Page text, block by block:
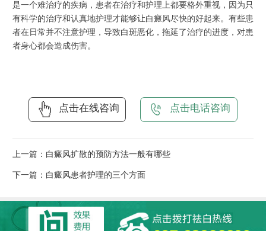
是一个难治疗的疾病，患者在治疗和护理上都要格外重视，因为只
有科学的治疗和认真地护理才能够让白癜风尽快的好起来。有些患
者在日常并不注意护理，导致白斑恶化，拖延了治疗的进度，对患
者身心都会造成伤害。
点击在线咨询 点击电话咨询
上一篇： 白癜风扩散的预防方法一般有哪些
下一篇： 白癜风患者护理的三个方面